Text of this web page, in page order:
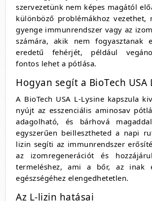
szervezetünk nem képes magától
különböző problémákhoz vezethet,
gyenge immunrendszer vagy az
számára, akik nem fogyasztanak
eredetű fehérjét, például
fontos lehet a pótlása.
Hogyan segít a BioTech USA
A BioTech USA L-Lysine kapszula
nyújt az esszenciális aminosav
adagolható, és bárhová
egyszerűen beillesztheted a napi
lizin segíti az immunrendszer
az izomregenerációt és
termeléshez, ami a bőr, az inak
egészségéhez elengedhetetlen.
Az L-lizin hatásai